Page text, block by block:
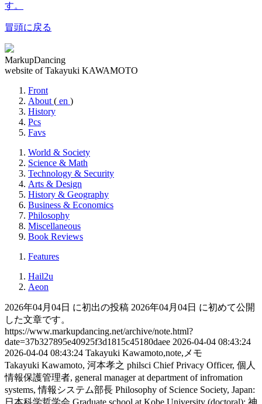
す。
冒頭に戻る
MarkupDancing
website of Takayuki KAWAMOTO
Front
About ( en )
History
Pcs
Favs
World & Society
Science & Math
Technology & Security
Arts & Design
History & Geography
Business & Economics
Philosophy
Miscellaneous
Book Reviews
Features
Hail2u
Aeon
2026年04月04日 に初出の投稿 2026年04月04日 に初めて公開
した文章です。
https://www.markupdancing.net/archive/note.html?
date=37b327895e40925f3d1815c45180daee 2026-04-04 08:43:24
2026-04-04 08:43:24 Takayuki Kawamoto,note,メモ
Takayuki Kawamoto, 河本孝之 philsci Chief Privacy Officer, 個人
情報保護管理者, general manager at department of infromation
systems, 情報システム部長 Philosophy of Science Society, Japan:
日本科学哲学会 Graduate school at Kobe University (doctoral): 神